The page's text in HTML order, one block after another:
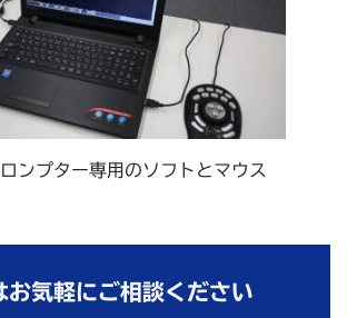
ンプター専用のソフトとマウス
お気軽にご相談ください